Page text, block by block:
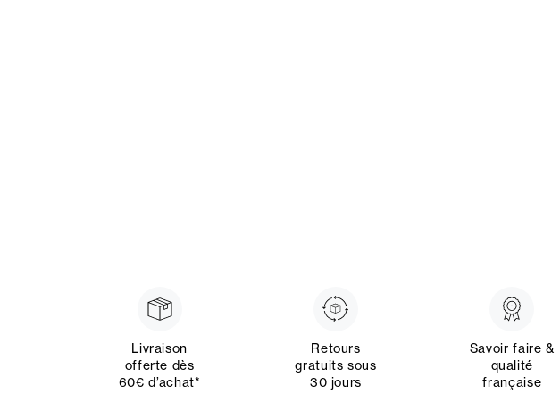
Livraison
offerte dès
60€ d’achat*
Retours
gratuits sous
30 jours
Savoir faire &
qualité
française